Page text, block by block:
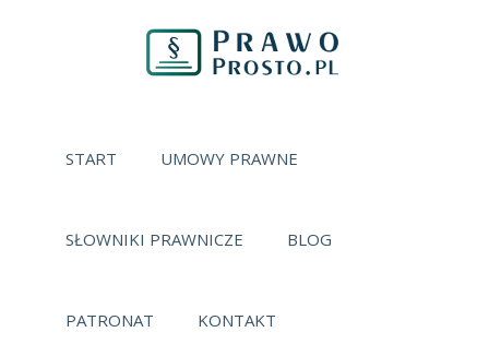
START UMOWY PRAWNE
SŁOWNIKI PRAWNICZE BLOG
PATRONAT KONTAKT